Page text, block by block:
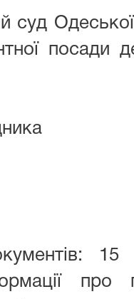
суд
посади
про